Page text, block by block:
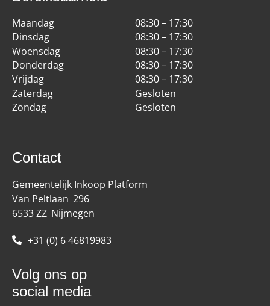
Maandag
08:30 – 17:30
Dinsdag
08:30 – 17:30
Woensdag
08:30 – 17:30
Donderdag
08:30 – 17:30
Vrijdag
08:30 – 17:30
Zaterdag
Gesloten
Zondag
Gesloten
Contact
Gemeentelijk Inkoop Platform
Van Peltlaan 296
6533 ZZ Nijmegen
+31 (0) 6 46819983
Volg ons op
social media